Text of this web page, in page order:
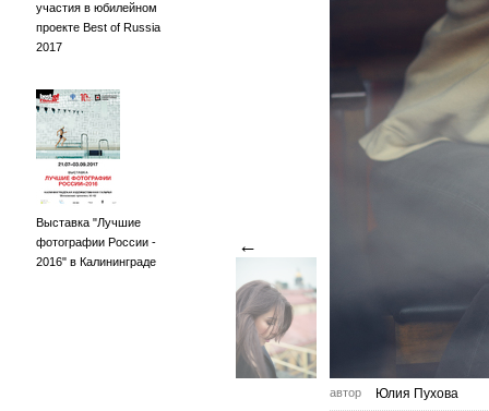
участия в юбилейном
проекте Best of Russia
2017
Выставка "Лучшие
фотографии России -
2016" в Калининграде
←
автор Юлия Пухова